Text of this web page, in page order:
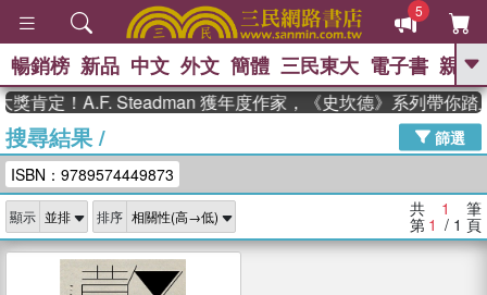
5
GO
The Odyssey 、
父親節 、 如果歷史是一群喵 、 暑期
念華 、 台灣的李登輝時代 、 數學女
孩：黎曼猜想
偉大的迷走神經
暢銷榜 新品 中文 外文 簡體 三民東大 電子書 親子
肯定！A.F. Steadman 獲年度作家，《史坎德》系列帶你踏
搜尋結果/
篩選
ISBN：9789574449873
顯示 排序 共 1 筆
第 1 / 1 頁